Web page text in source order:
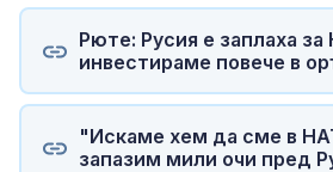
Рюте: Русия е заплаха
инвестираме повече в
"Искаме хем да сме в
запазим мили очи пред